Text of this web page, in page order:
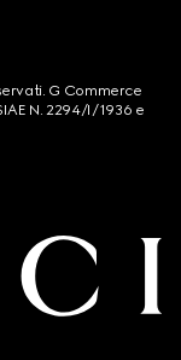
G Commerce
N. 2294/I/1936 e